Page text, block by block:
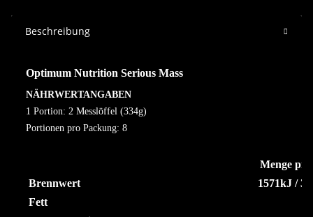
Beschreibung
Optimum Nutrition Serious Mass
NÄHRWERTANGABEN
1 Portion: 2 Messlöffel (334g)
Portionen pro Packung: 8
Menge pro
Brennwert
1571kJ /
Fett